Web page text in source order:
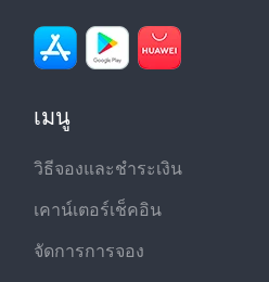
เมนู
วิธีจองและชำระเงิน
เคาน์เตอร์เช็คอิน
จัดการการจอง